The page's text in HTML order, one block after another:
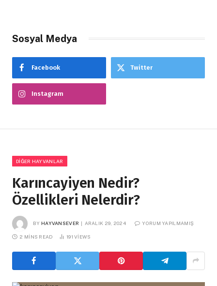
Sosyal Medya
Facebook Twitter
Instagram
DIĞER HAYVANLAR
Karıncayiyen Nedir?
Özellikleri Nelerdir?
BY HAYVANSEVER ARALIK 29, 2024 YORUM YAPILMAMIŞ
2 MINS READ 191VIEWS